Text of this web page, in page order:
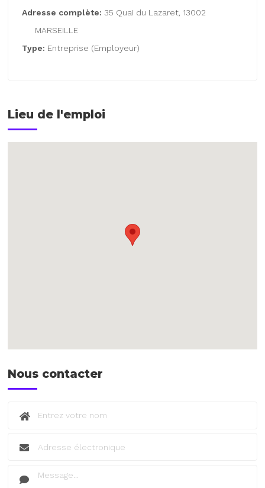
Adresse complète: 35 Quai du Lazaret, 13002
MARSEILLE
Type: Entreprise (Employeur)
Lieu de l'emploi
Nous contacter